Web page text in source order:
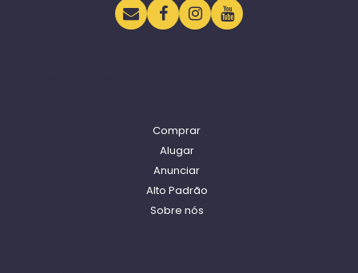
Comprar
Alugar
Anunciar
Alto Padrão
Sobre nós